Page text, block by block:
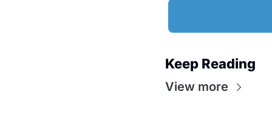
Keep Reading
View more